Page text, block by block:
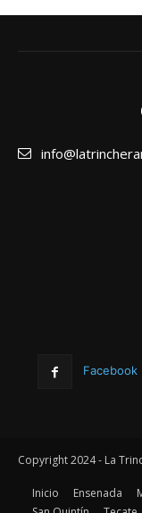
Facebook
Copyright 2024 - La
Inicio Ensenada